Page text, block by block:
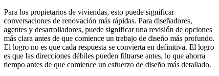
Para los propietarios de viviendas, esto puede significar
conversaciones de renovación más rápidas. Para diseñadores,
agentes y desarrolladores, puede significar una revisión de opciones
más clara antes de que comience un trabajo de diseño más profundo.
El logro no es que cada respuesta se convierta en definitiva. El logro
es que las direcciones débiles pueden filtrarse antes, lo que ahorra
tiempo antes de que comience un esfuerzo de diseño más detallado.